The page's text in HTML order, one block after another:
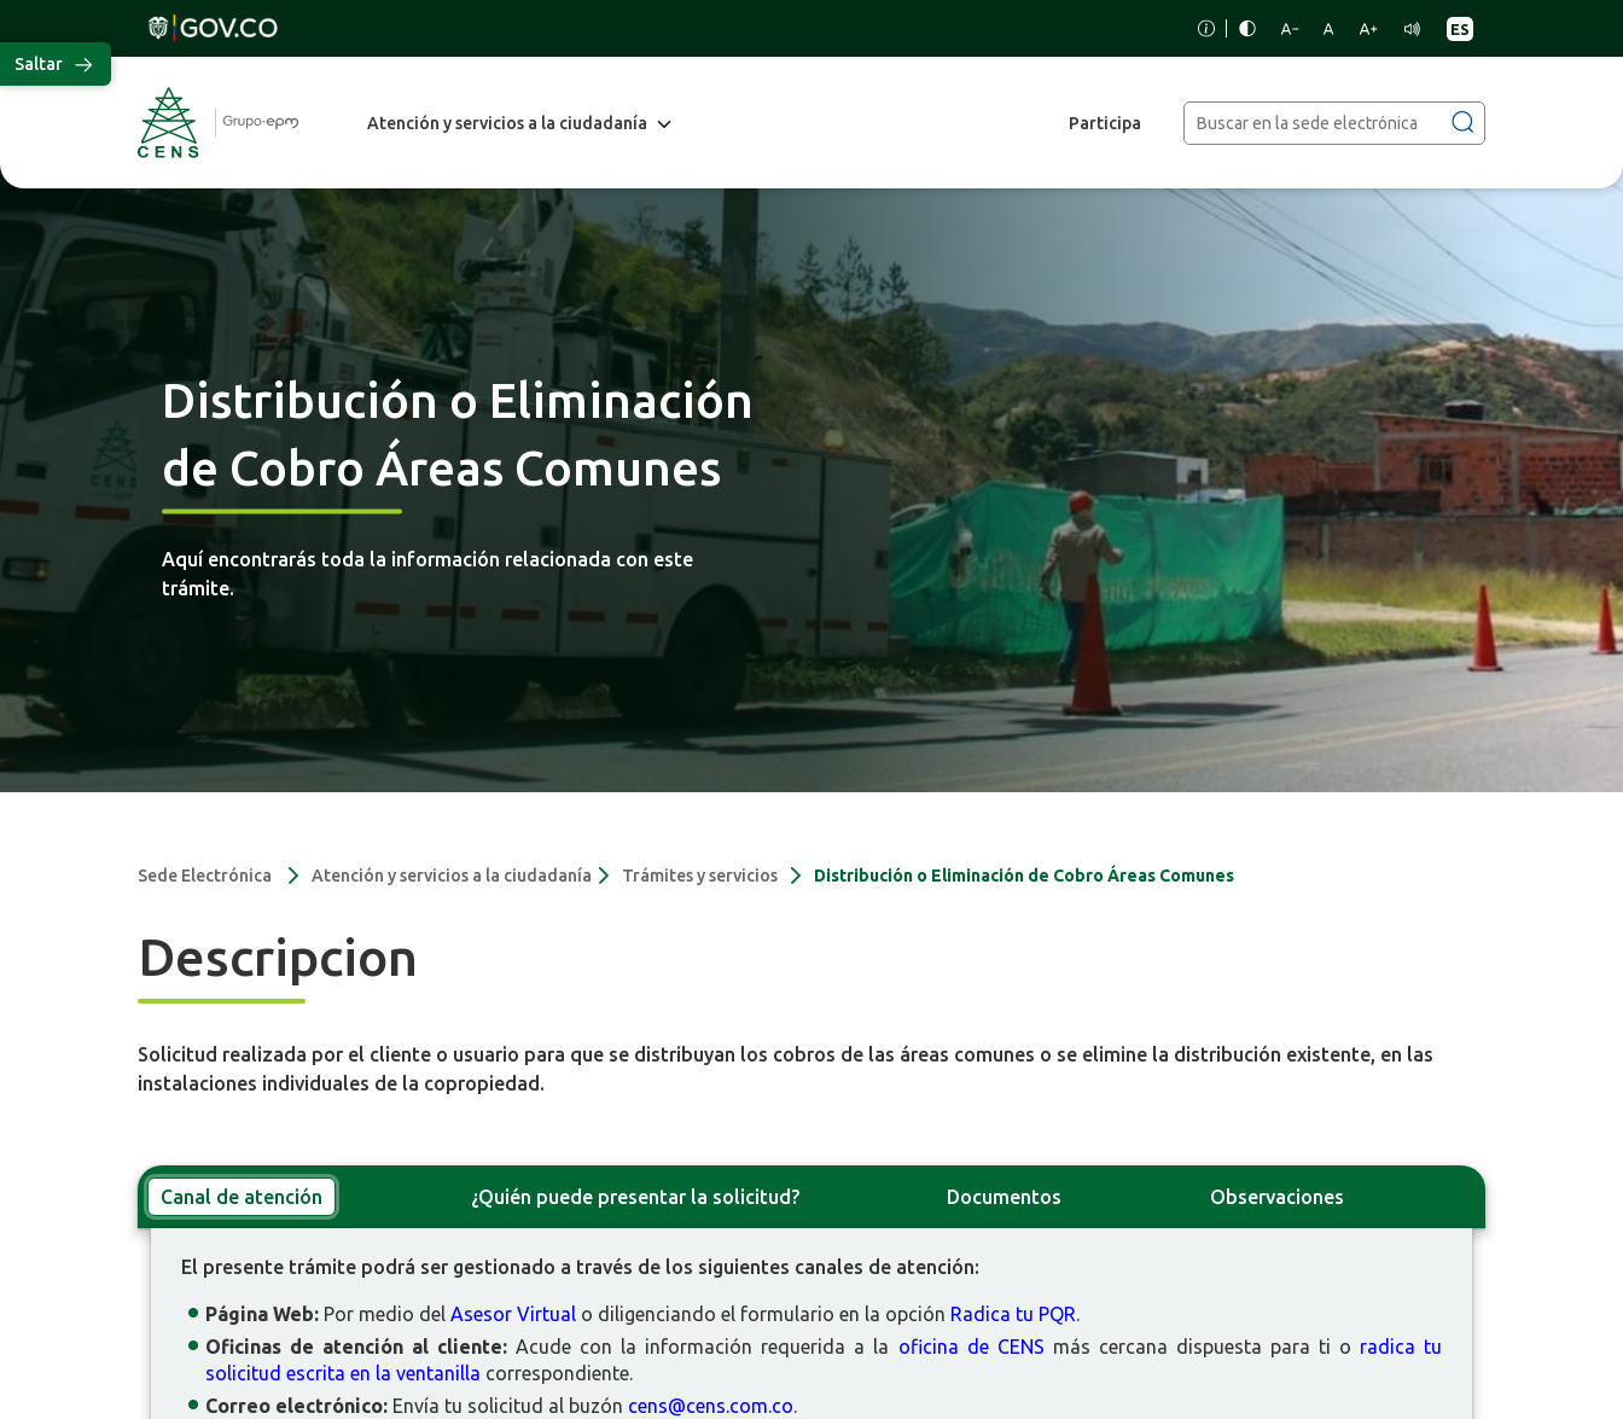
Saltar
Atención y servicios a la ciudadanía Participa
Distribución o Eliminación
de Cobro Áreas Comunes
Aquí encontrarás toda la información relacionada con este
trámite.
Sede Electrónica Atención y servicios a la ciudadanía Trámites y servicios Distribución o Eliminación de Cobro Áreas Comunes
Descripcion
Solicitud realizada por el cliente o usuario para que se distribuyan los cobros de las áreas comunes o se elimine la distribución existente, en las
instalaciones individuales de la copropiedad.
Canal de atención ¿Quién puede presentar la solicitud? Documentos Observaciones
El presente trámite podrá ser gestionado a través de los siguientes canales de atención:
Página Web: Por medio del Asesor Virtual o diligenciando el formulario en la opción Radica tu PQR.
Oficinas de atención al cliente: Acude con la información requerida a la oficina de CENS más cercana dispuesta para ti o radica tu
solicitud escrita en la ventanilla correspondiente.
Correo electrónico: Envía tu solicitud al buzón cens@cens.com.co.